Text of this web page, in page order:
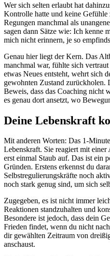
Wer sich selten erlaubt hat
Kontrolle hatte und keine Gefühle
Regungen manchmal als
sagen dann Sätze wie: Ich kenne
mich nicht erinnern, je so
Genau hier liegt der Kern. Das
manchmal war, fühlte sich
etwas Neues entsteht, wehrt sich
gewohnten Zustand zurückholen.
Beweis, dass das Coaching nicht
es genau dort ansetzt, wo
Deine Lebenskraft
Mit anderen Worten: Das 1-
Lebenskraft. Sie reagiert mit
erst einmal Staub auf. Das ist ein
Gründen. Erstens erkennst du
Selbstregulierungskräfte noch
noch stark genug sind, um sich
Zugegeben, es ist nicht immer
Reaktionen standzuhalten und
Besondere ist jedoch, dass dein
Frieden findet, wenn du nicht
dir gewählten Zeitraum von
anschaust.